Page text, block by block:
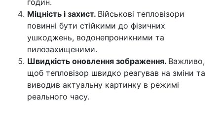
годин.
Міцність і захист. Військові тепловізори
повинні бути стійкими до фізичних
ушкоджень, водонепроникними та
пилозахищеними.
Швидкість оновлення зображення. Важливо,
щоб тепловізор швидко реагував на зміни та
виводив актуальну картинку в режимі
реального часу.